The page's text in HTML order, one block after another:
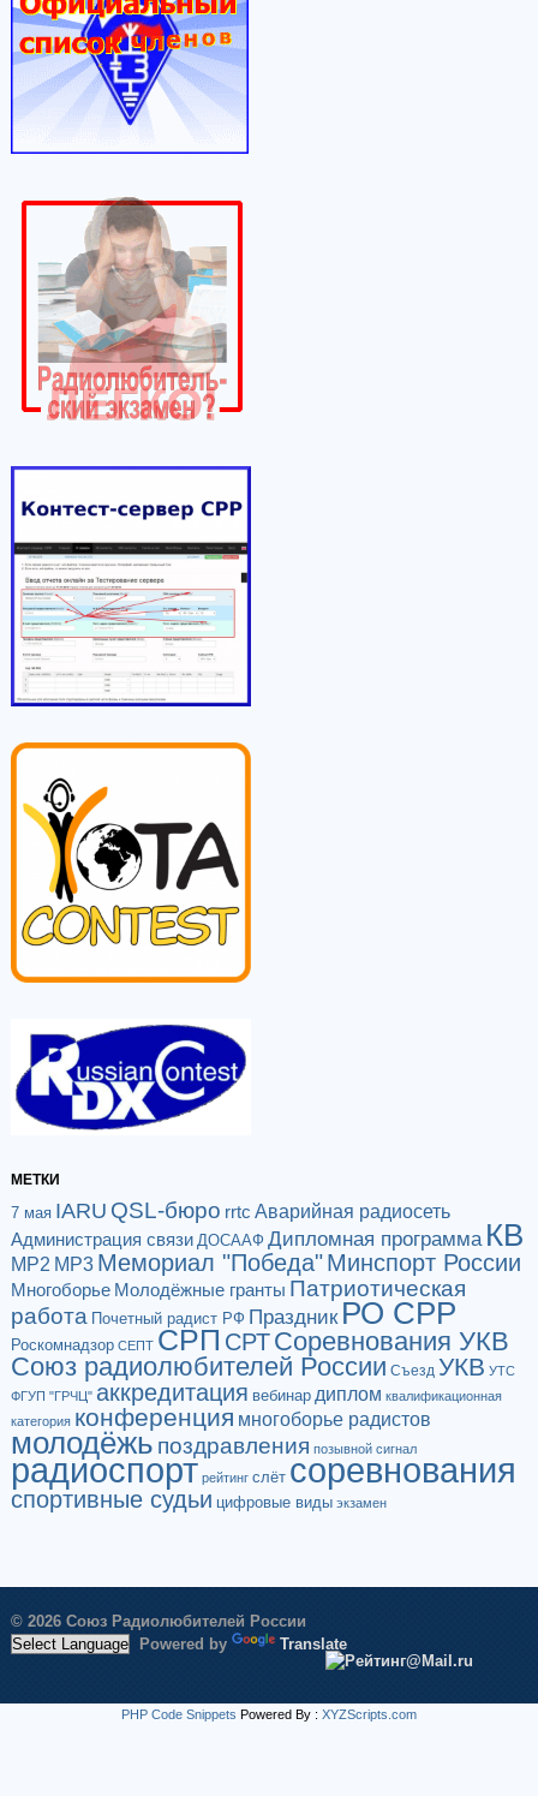
МЕТКИ
7 мая IARU QSL-бюро rrtc Аварийная радиосеть
Администрация связи ДОСААФ Дипломная программа КВ
МР2 МР3 Мемориал "Победа"Минспорт России
Многоборье Молодёжные гранты Патриотическая
работа Почетный радист РФ Праздник РО СРР
Роскомнадзор СЕПТ СРП СРТСоревнования УКВ
Союз радиолюбителей России Съезд УКВ УТС
ФГУП "ГРЧЦ" аккредитация вебинар диплом квалификационная
категория конференция многоборье радистов
молодёжь поздравления позывной сигнал
радиоспорт рейтинг слёт соревнования
спортивные судьи цифровые виды экзамен
© 2026 Союз Радиолюбителей России
Powered by
Translate
PHP Code Snippets Powered By : XYZScripts.com